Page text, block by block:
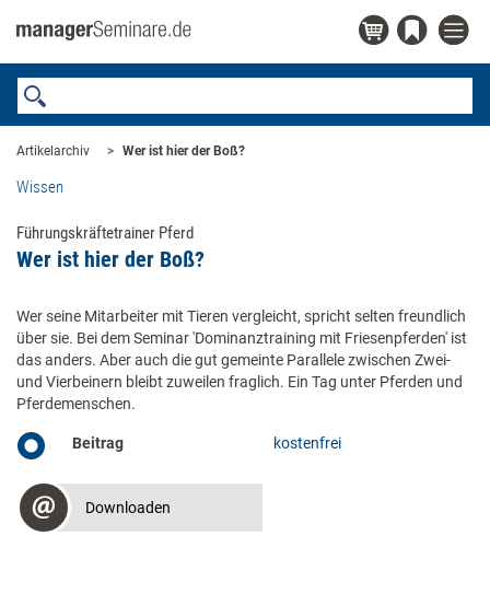
Artikelarchiv Wer ist hier der Boß?
Wissen
Führungskräftetrainer Pferd
Wer ist hier der Boß?
Wer seine Mitarbeiter mit Tieren vergleicht, spricht selten freundlich
über sie. Bei dem Seminar 'Dominanztraining mit Friesenpferden' ist
das anders. Aber auch die gut gemeinte Parallele zwischen Zwei-
und Vierbeinern bleibt zuweilen fraglich. Ein Tag unter Pferden und
Pferdemenschen.
Beitrag kostenfrei
Downloaden